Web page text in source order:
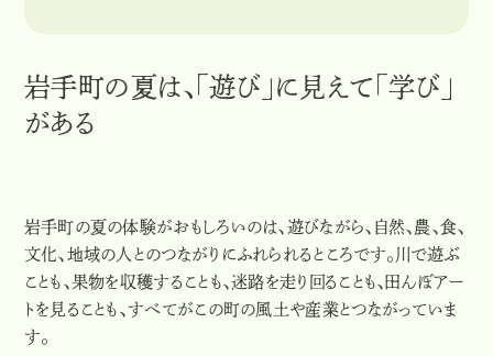
岩手町の夏は、「遊び」に見えて「学び」
がある
岩手町の夏の体験がおもしろいのは、遊びながら、自然、農、食、
文化、地域の人とのつながりにふれられるところです。川で遊ぶ
ことも、果物を収穫することも、迷路を走り回ることも、田んぼアー
トを見ることも、すべてがこの町の風土や産業とつながっていま
す。